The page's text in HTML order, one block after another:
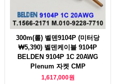
300m(롤) 벨덴9104P (미터당
₩5,390) 벨덴케이블 9104P
BELDEN 9104P 1C 20AWG
Plenum 자켓 CMP
1,617,000원